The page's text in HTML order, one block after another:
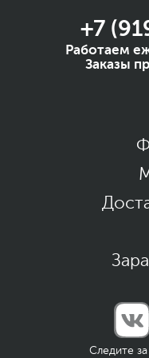
+7
Работаем
Заказы
Следите